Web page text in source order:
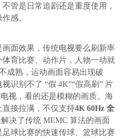
管是日常追剧还是重度使用，
感。
面效果，传统电视要么刷新率
育比赛、动作片，人物一动就
成熟，运动画面容易出现破
视识别不了 “假 4K”“假高刷” 片
电视 ，看的还是模糊的画质。海
接拉满，不仅支持4K 60Hz 全
解决了传统 MEMC 算法的画面
球比赛的快速传球、篮球比赛